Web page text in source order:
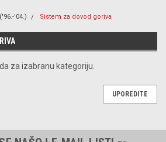
'04.) Sistem za dovod goriva
za izabranu kategoriju.
UPOREDITE